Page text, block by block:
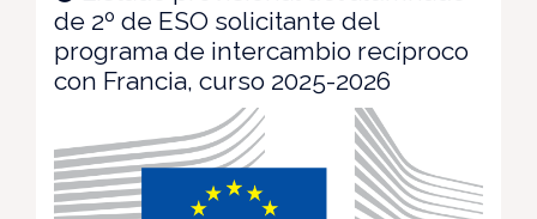
de 2º de ESO solicitante del
programa de intercambio recíproco
con Francia, curso 2025-2026